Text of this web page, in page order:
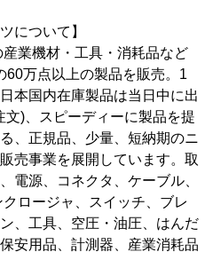
について】
業機材・工具・消耗品など
60万点以上の製品を販売。1
本国内在庫製品は当日中に出
)、スピーディーに製品を提
、正規品、少量、短納期のニ
売事業を展開しています。取
電源、コネクタ、ケーブル、
ロージャ、スイッチ、ブレ
、工具、空圧・油圧、はんだ
安用品、計測器、産業消耗品